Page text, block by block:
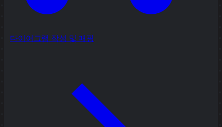
다이어그램 작성 및 매핑